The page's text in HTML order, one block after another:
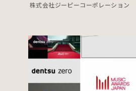
株式会社ジーピーコーポレーション